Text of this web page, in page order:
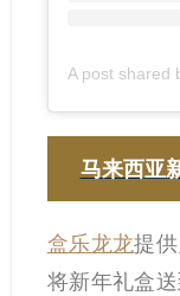
A post shared
马来西亚
盒乐龙龙提
将新年礼盒